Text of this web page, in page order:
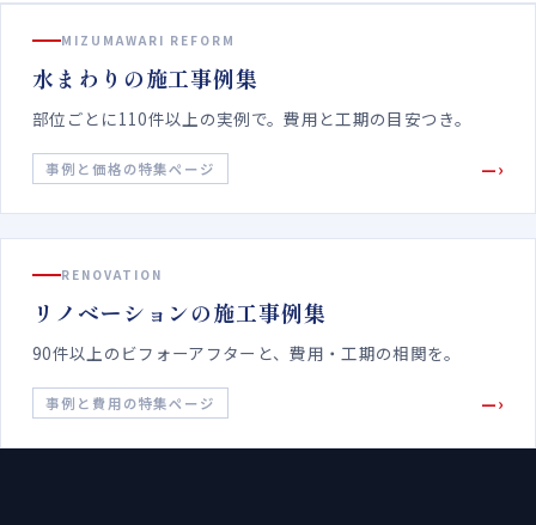
MIZUMAWARI REFORM
水まわりの施工事例集
部位ごとに110件以上の実例で。費用と工期の目安つき。
事例と価格の特集ページ —›
RENOVATION
リノベーションの施工事例集
90件以上のビフォーアフターと、費用・工期の相関を。
事例と費用の特集ページ —›